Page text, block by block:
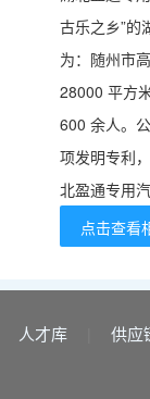
古乐之乡”的
为：随州市
28000 平方
600 余人。
项发明专利
北盈通专用
点击查看
人才库 供应